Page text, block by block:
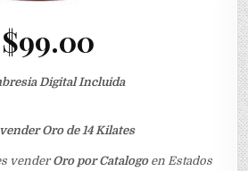
$99.00
Digital Incluida
Oro de 14 Kilates
venderOro por Catalogoen Estados